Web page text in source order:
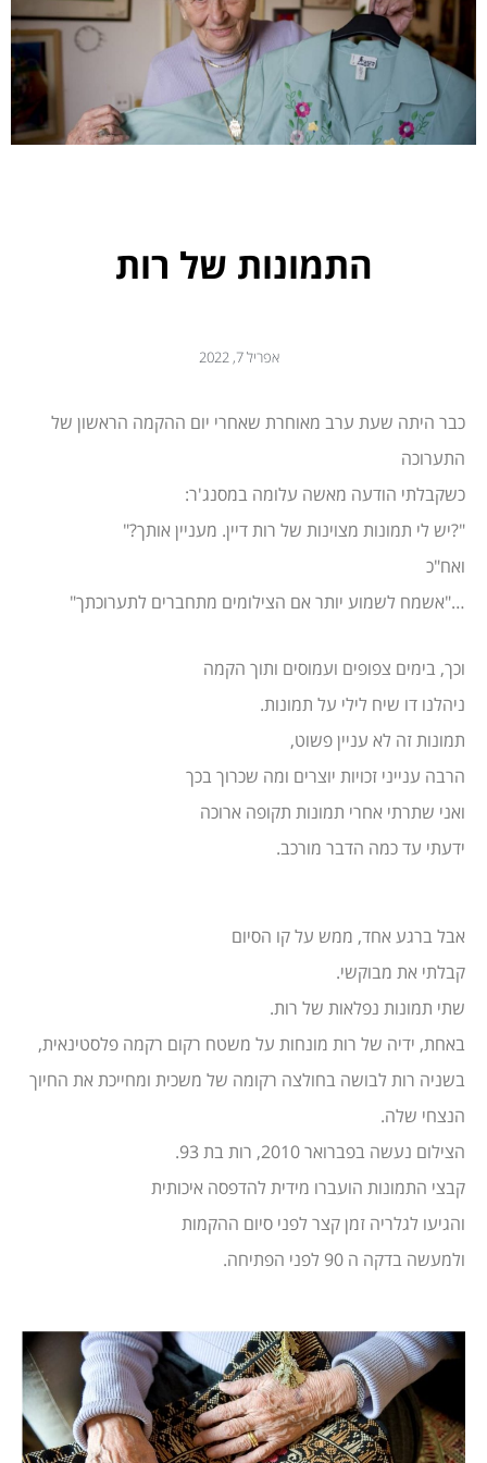
התמונות של רות
אפריל 7, 2022
כבר היתה שעת ערב מאוחרת שאחרי יום ההקמה הראשון של
התערוכה
כשקבלתי הודעה מאשה עלומה במסנג'ר:
"?יש לי תמונות מצוינות של רות דיין. מעניין אותך?"
ואח"כ
…"אשמח לשמוע יותר אם הצילומים מתחברים לתערוכתך"
וכך, בימים צפופים ועמוסים ותוך הקמה
ניהלנו דו שיח לילי על תמונות.
תמונות זה לא עניין פשוט,
הרבה ענייני זכויות יוצרים ומה שכרוך בכך
ואני שתרתי אחרי תמונות תקופה ארוכה
ידעתי עד כמה הדבר מורכב.
אבל ברגע אחד, ממש על קו הסיום
קבלתי את מבוקשי.
שתי תמונות נפלאות של רות.
באחת, ידיה של רות מונחות על משטח רקום רקמה פלסטינאית,
בשניה רות לבושה בחולצה רקומה של משכית ומחייכת את החיוך
הנצחי שלה.
הצילום נעשה בפברואר 2010, רות בת 93.
קבצי התמונות הועברו מידית להדפסה איכותית
והגיעו לגלריה זמן קצר לפני סיום ההקמות
ולמעשה בדקה ה 90 לפני הפתיחה.